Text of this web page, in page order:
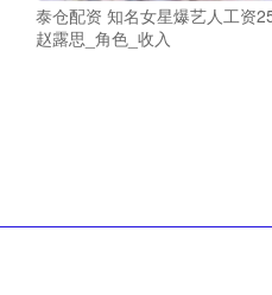
泰仓配资 知名女星爆艺人工资
赵露思_角色_收入